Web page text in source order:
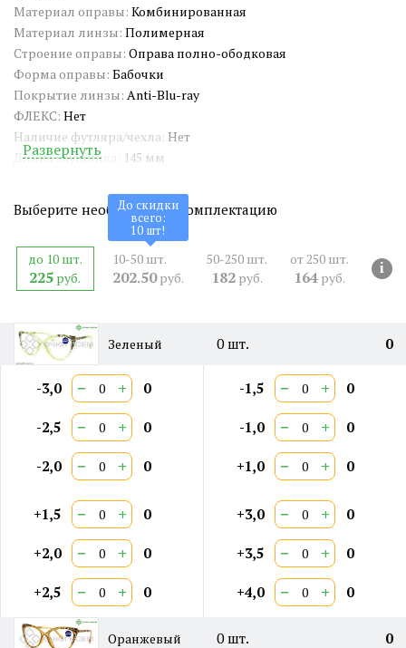
Материал оправы: Комбинированная
Материал линзы: Полимерная
Строение оправы: Оправа полно-ободковая
Форма оправы: Бабочки
Покрытие линзы: Anti-Blu-ray
ФЛЕКС: Нет
Наличие футляра/чехла: Нет
Длина заушника:
145 мм
Ширина оправы:138 мм
Ширина переносицы:28 мм
Страна происхождения:Китай
Артикул:RG9003
СЕРТИФИКАТ:
РОСС RU Д-CN.PA01.B.65461/21
Развернуть
Выберите необходимую комплектацию
до 10 шт.
225 руб.
10-50 шт.
202.50руб.
До скидки
всего:
10 шт!
50-250 шт.
182руб.
от 250 шт.
164руб.
i
Зеленый 0шт. 0
-3,0 − + 0
-2,5 − + 0
-2,0 − + 0
-1,5 − + 0
-1,0 − + 0
+1,0 − + 0
+1,5 − + 0
+2,0 − + 0
+2,5 − + 0
+3,0 − + 0
+3,5 − + 0
+4,0 − + 0
Оранжевый 0шт. 0